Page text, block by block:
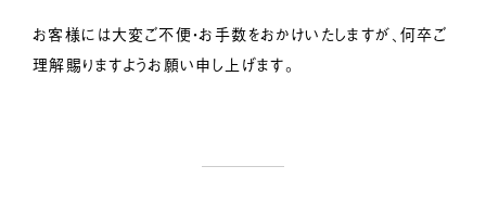
お客様には大変ご不便・お手数をおかけいたしますが、何卒ご
理解賜りますようお願い申し上げます。